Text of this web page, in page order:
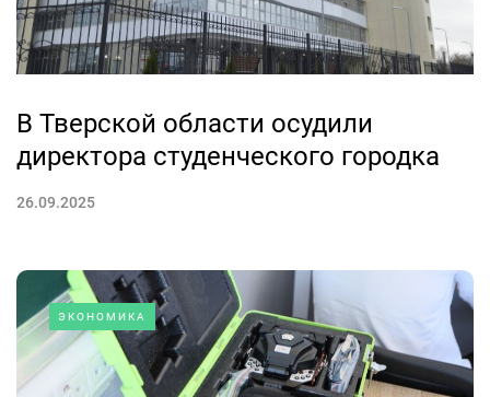
В Тверской области осудили
директора студенческого городка
26.09.2025
ЭКОНОМИКА